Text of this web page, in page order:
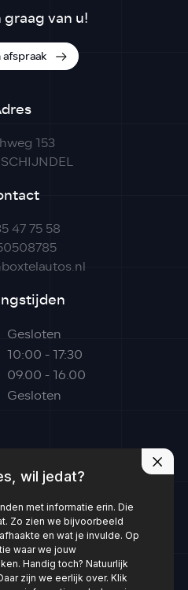
153
47 75 58
Gesloten
10:00 - 17:30
09.00 - 16.00
Gesloten
van u!
afspraak
wil jedat?
met informatie erin. Die
Zo zien we bijvoorbeeld
en wat je invulde. Op
waar we jouw
Handig toch? Natuurlijk
zijn we eerlijk over. Klik